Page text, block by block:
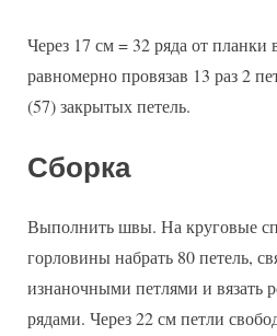
Через 17 см = 32 ряда от планки
равномерно провязав 13 раз 2
(57) закрытых петель.
Сборка
Выполнить швы. На круговые
горловины набрать 80 петель,
изнаночными петлями и вязать
рядами. Через 22 см петли